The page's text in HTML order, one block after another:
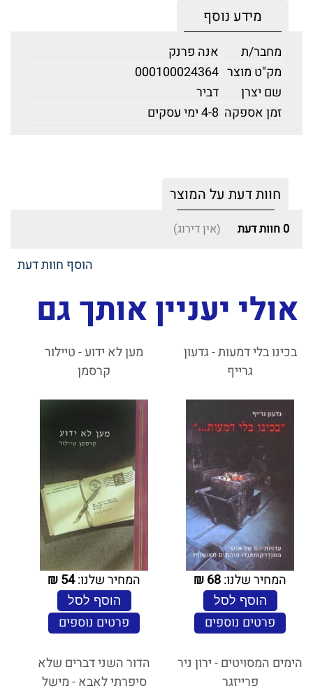
מידע נוסף
מחבר/ת
אנה פרנק
מק"ט מוצר 000100024364
שם יצרן
דביר
זמן אספקה 4-8 ימי עסקים
חוות דעת על המוצר
0 חוות דעת (אין דירוג)
הוסף חוות דעת
אולי יעניין אותך גם
בכינו בלי דמעות - גדעון
גרייף
המחיר שלנו:68
₪
הוסף לסל
פרטים נוספים
מען לא ידוע - טיילור
קרסמן
המחיר שלנו:54
₪
הוסף לסל
פרטים נוספים
הימים המסויטים - ירון ניר
פרייזגר
הדור השני דברים שלא
סיפרתי לאבא - מישל